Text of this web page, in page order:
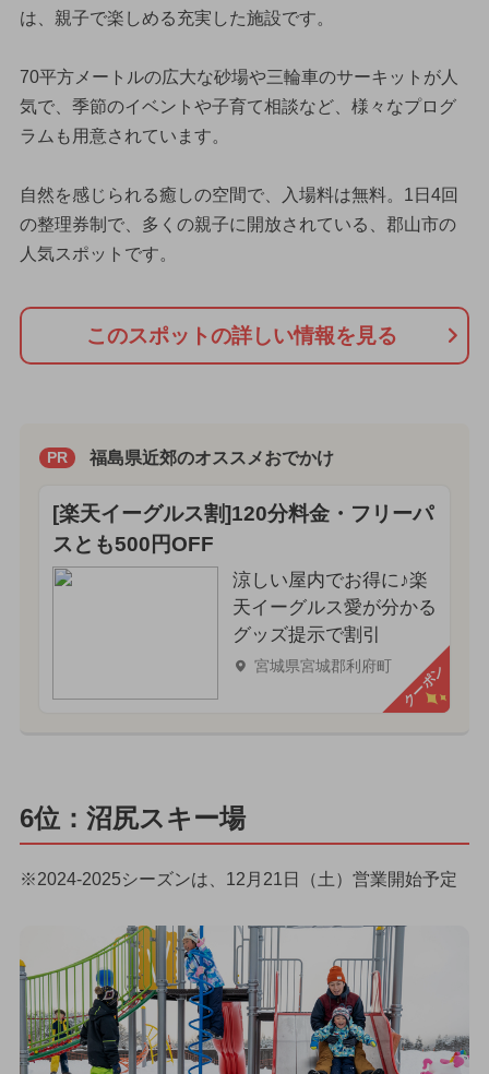
は、親子で楽しめる充実した施設です。
70平方メートルの広大な砂場や三輪車のサーキットが人
気で、季節のイベントや子育て相談など、様々なプログ
ラムも用意されています。
自然を感じられる癒しの空間で、入場料は無料。1日4回
の整理券制で、多くの親子に開放されている、郡山市の
人気スポットです。
このスポットの詳しい情報を見る
PR 福島県近郊のオススメおでかけ
[楽天イーグルス割]120分料金・フリーパ
スとも500円OFF
涼しい屋内でお得に♪楽
天イーグルス愛が分かる
グッズ提示で割引
宮城県宮城郡利府町 クーポン
6位：沼尻スキー場
※2024-2025シーズンは、12月21日（土）営業開始予定